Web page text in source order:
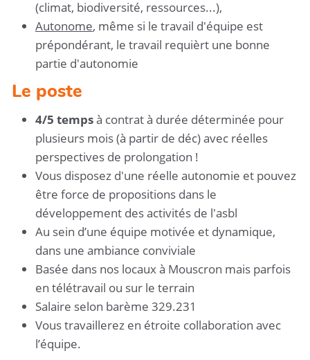
(climat, biodiversité, ressources...),
Autonome, même si le travail d'équipe est
prépondérant, le travail requièrt une bonne
partie d'autonomie
Le poste
4/5 tempsà contrat à durée déterminée pour
plusieurs mois (à partir de déc) avec réelles
perspectives de prolongation !
Vous disposez d'une réelle autonomie et pouvez
être force de propositions dans le
développement des activités de l'asbl
Au sein d’une équipe motivée et dynamique,
dans une ambiance conviviale
Basée dans nos locaux à Mouscron mais parfois
en télétravail ou sur le terrain
Salaire selon barème 329.231
Vous travaillerez en étroite collaboration avec
l’équipe.